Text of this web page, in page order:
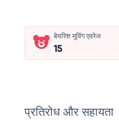
बेयरिश मूविंग एवरेज
15
प्रतिरोध और सहायता